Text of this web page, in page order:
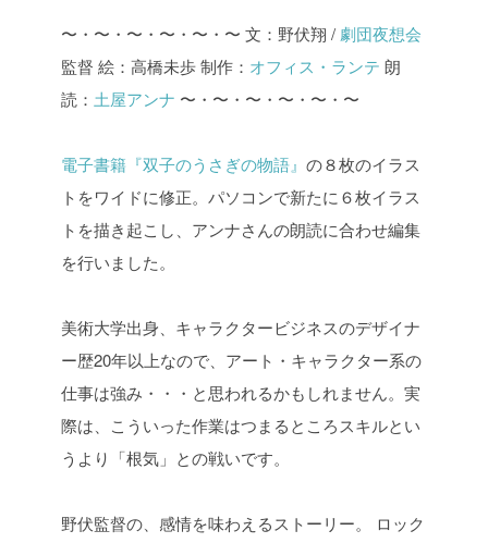
〜・〜・〜・〜・〜・〜 文：野伏翔 / 劇団夜想会
監督 絵：高橋未歩制作： オフィス・ランテ 朗
読： 土屋アンナ 〜・〜・〜・〜・〜・〜
電子書籍『双子のうさぎの物語』 の８枚のイラス
トをワイドに修正。パソコンで新たに６枚イラス
トを描き起こし、アンナさんの朗読に合わせ編集
を行いました。
美術大学出身、キャラクタービジネスのデザイナ
ー歴20年以上なので、アート・キャラクター系の
仕事は強み・・・と思われるかもしれません。実
際は、こういった作業はつまるところスキルとい
うより「根気」との戦いです。
野伏監督の、感情を味わえるストーリー。
ロック